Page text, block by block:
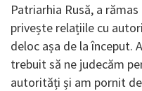
Patriarhia Rusă, a
privește relațiile cu
deloc așa de la început.
trebuit să ne judecăm
autorități și am pornit